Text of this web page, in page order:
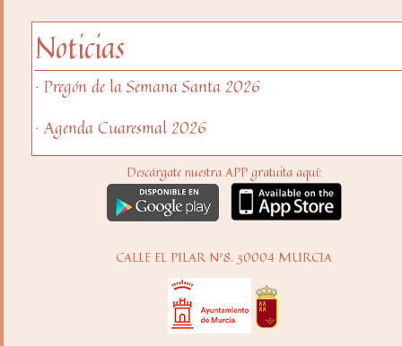
Noticias
· Pregón de la Semana Santa 2026
· Agenda Cuaresmal 2026
Descárgate nuestra APP gratuita aquí:
CALLE EL PILAR Nº8. 30004 MURCIA